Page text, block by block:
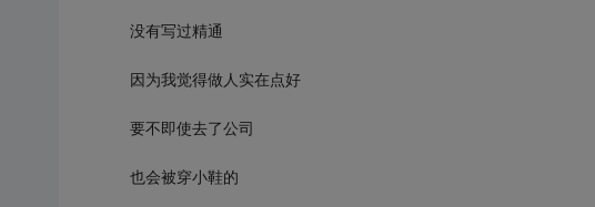
没有写过精通
因为我觉得做人实在点好
要不即使去了公司
也会被穿小鞋的